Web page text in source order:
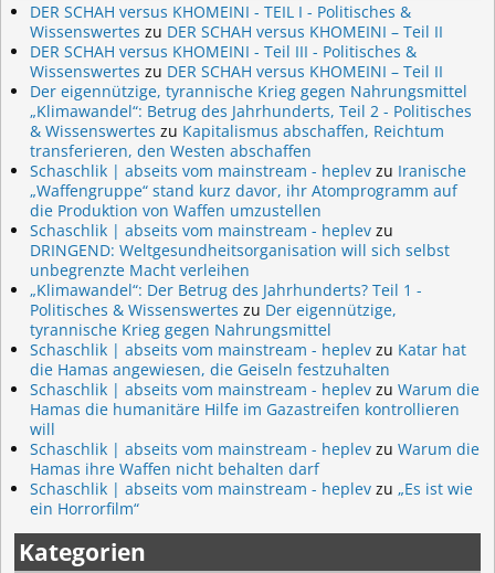
DER SCHAH versus KHOMEINI - TEIL I - Politisches &
Wissenswertes zu DER SCHAH versus KHOMEINI – Teil II
DER SCHAH versus KHOMEINI - Teil III - Politisches &
Wissenswertes zu DER SCHAH versus KHOMEINI – Teil II
Der eigennützige, tyrannische Krieg gegen Nahrungsmittel
„Klimawandel“: Betrug des Jahrhunderts, Teil 2 - Politisches
& Wissenswertes zu Kapitalismus abschaffen, Reichtum
transferieren, den Westen abschaffen
Schaschlik | abseits vom mainstream - heplev zu Iranische
„Waffengruppe“ stand kurz davor, ihr Atomprogramm auf
die Produktion von Waffen umzustellen
Schaschlik | abseits vom mainstream - heplev zu
DRINGEND: Weltgesundheitsorganisation will sich selbst
unbegrenzte Macht verleihen
„Klimawandel“: Der Betrug des Jahrhunderts? Teil 1 -
Politisches & Wissenswertes zu Der eigennützige,
tyrannische Krieg gegen Nahrungsmittel
Schaschlik | abseits vom mainstream - heplev zu Katar hat
die Hamas angewiesen, die Geiseln festzuhalten
Schaschlik | abseits vom mainstream - heplev zu Warum die
Hamas die humanitäre Hilfe im Gazastreifen kontrollieren
will
Schaschlik | abseits vom mainstream - heplev zu Warum die
Hamas ihre Waffen nicht behalten darf
Schaschlik | abseits vom mainstream - heplev zu „Es ist wie
ein Horrorfilm“
Kategorien